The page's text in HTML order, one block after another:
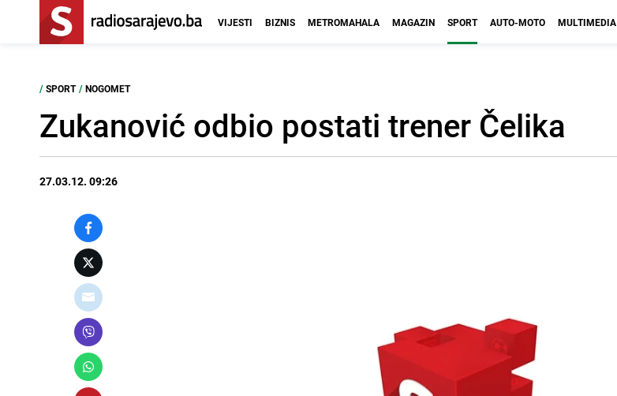
VIJESTI BIZNIS METROMAHALA MAGAZIN SPORT AUTO-MOTO MULTIMEDIA
/ SPORT / NOGOMET
Zukanović odbio postati trener Čelika
27.03.12. 09:26